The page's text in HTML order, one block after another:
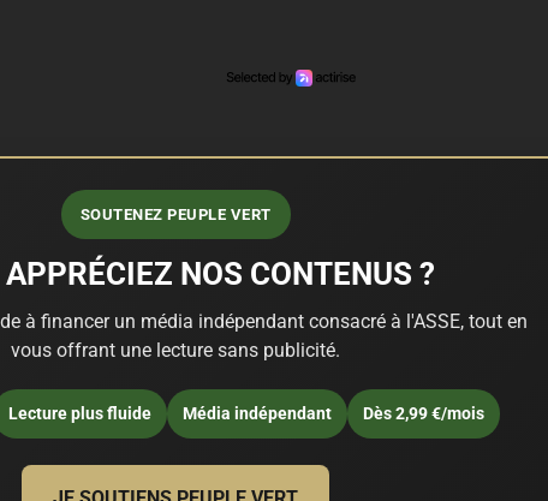
SOUTENEZ PEUPLE VERT
NOS CONTENUS ?
à financer un média indépendant consacré à l'ASSE, tout en
vous offrant une lecture sans publicité.
Lecture plus fluide Média indépendant Dès 2,99 €/mois